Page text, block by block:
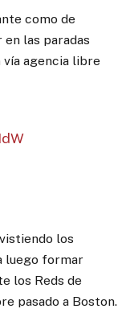
como de
las paradas
vía agencia libre
los
luego formar
los Reds de
pasado a Boston.